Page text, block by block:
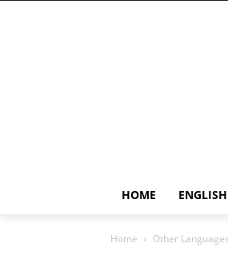
HOME
Home Other Languages